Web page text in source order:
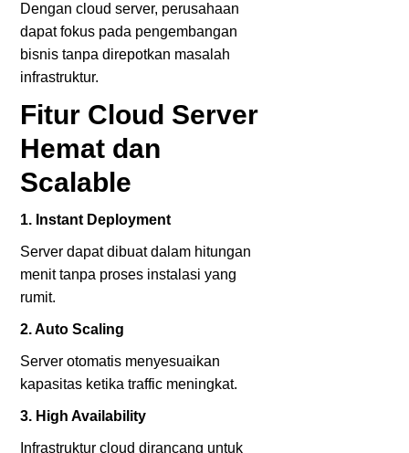
Dengan cloud server, perusahaan
dapat fokus pada pengembangan
bisnis tanpa direpotkan masalah
infrastruktur.
Fitur Cloud Server
Hemat dan
Scalable
1. Instant Deployment
Server dapat dibuat dalam hitungan
menit tanpa proses instalasi yang
rumit.
2. Auto Scaling
Server otomatis menyesuaikan
kapasitas ketika traffic meningkat.
3. High Availability
Infrastruktur cloud dirancang untuk